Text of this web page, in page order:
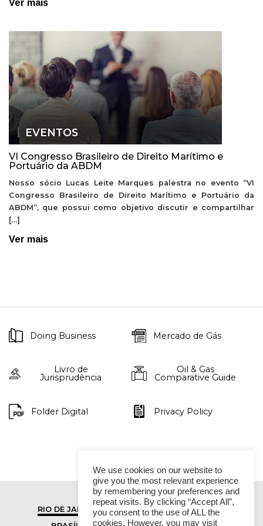
Ver mais
EVENTOS
VI Congresso Brasileiro de Direito Marítimo e
Portuário da ABDM
Nosso sócio Lucas Leite Marques palestra no evento “VI
Congresso Brasileiro de Direito Marítimo e Portuário da
ABDM”, que possui como objetivo discutir e compartilhar
[…]
Ver mais
Doing Business Mercado de Gás
Livro de
Jurisprudência
Oil & Gas
Comparative Guide
Folder Digital Privacy Policy
RIO DE JANEIRO
SÃO PAULO
We use cookies on our website to
give you the most relevant experience
by remembering your preferences and
repeat visits. By clicking “Accept All”,
you consent to the use of ALL the
cookies. However, you may visit